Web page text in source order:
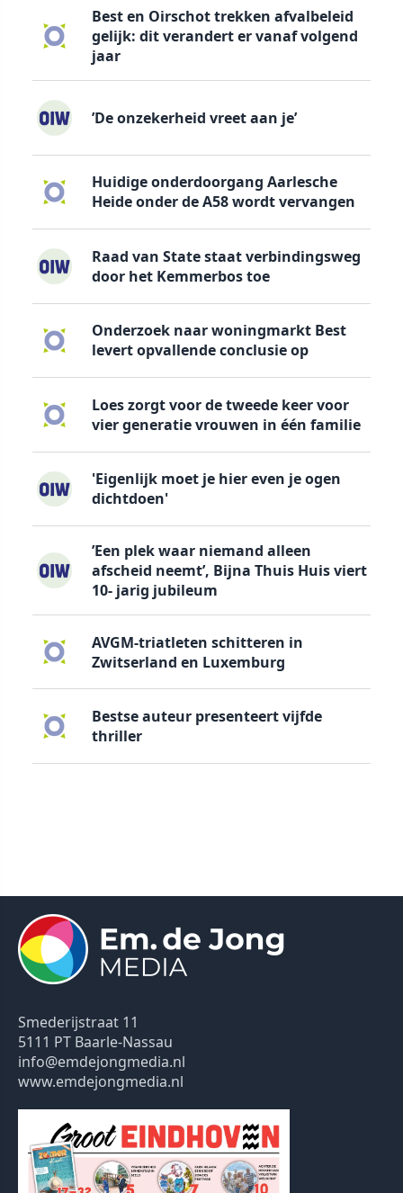
Best en Oirschot trekken afvalbeleid
gelijk: dit verandert er vanaf volgend
jaar
’De onzekerheid vreet aan je’
Huidige onderdoorgang Aarlesche
Heide onder de A58 wordt vervangen
Raad van State staat verbindingsweg
door het Kemmerbos toe
Onderzoek naar woningmarkt Best
levert opvallende conclusie op
Loes zorgt voor de tweede keer voor
vier generatie vrouwen in één familie
'Eigenlijk moet je hier even je ogen
dichtdoen'
’Een plek waar niemand alleen
afscheid neemt’, Bijna Thuis Huis viert
10- jarig jubileum
AVGM-triatleten schitteren in
Zwitserland en Luxemburg
Bestse auteur presenteert vijfde
thriller
Smederijstraat 11
5111 PT Baarle-Nassau
info@emdejongmedia.nl
www.emdejongmedia.nl